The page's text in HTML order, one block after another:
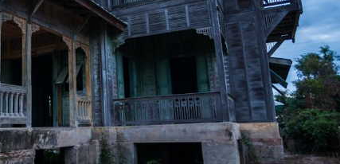
Grossesse et chaleur : ce
que dit la science